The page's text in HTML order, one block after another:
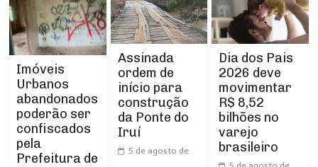
Imóveis
Urbanos
abandonados
poderão ser
confiscados
pela
Prefeitura de
Assinada
ordem de
início para
construção
da Ponte do
Iruí
5 de agosto de
Dia dos Pais
2026 deve
movimentar
R$ 8,52
bilhões no
varejo
brasileiro